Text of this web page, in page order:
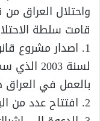
واحتلال العراق من
قامت سلطة
لسنة
بالعمل في
2. افتتاح عدد من البنوك الاهلية الخاصة .